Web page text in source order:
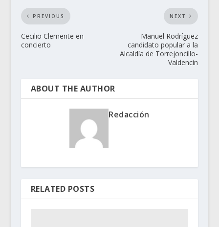
PREVIOUS
Cecilio Clemente en
concierto
NEXT
Manuel Rodríguez
candidato popular a la
Alcaldía de Torrejoncillo-
Valdencín
ABOUT THE AUTHOR
Redacción
RELATED POSTS